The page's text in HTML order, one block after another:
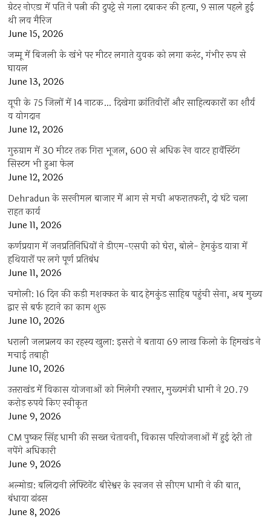
ग्रेटर नोएडा में पति ने पत्नी की दुपट्टे से गला दबाकर की हत्या, 9 साल पहले हुई
थी लव मैरिज
June 15, 2026
जम्मू में बिजली के खंभे पर मीटर लगाते युवक को लगा करंट, गंभीर रूप से
घायल
June 13, 2026
यूपी के 75 जिलों में 14 नाटक… दिखेगा क्रांतिवीरों और साहित्यकारों का शौर्य
व योगदान
June 12, 2026
गुरुग्राम में 30 मीटर तक गिरा भूजल, 600 से अधिक रेन वाटर हार्वेस्टिंग
सिस्टम भी हुआ फेल
June 12, 2026
Dehradun के सरनीमल बाजार में आग से मची अफरातफरी, दो घंटे चला
राहत कार्य
June 11, 2026
कर्णप्रयाग में जनप्रतिनिधियों ने डीएम-एसपी को घेरा, बोले- हेमकुंड यात्रा में
हथियारों पर लगे पूर्ण प्रतिबंध
June 11, 2026
चमोली: 16 दिन की कड़ी मशक्कत के बाद हेमकुंड साहिब पहुंची सेना, अब मुख्य
द्वार से बर्फ हटाने का काम शुरू
June 10, 2026
धराली जलप्रलय का रहस्य खुला: इसरो ने बताया 69 लाख किलो के हिमखंड ने
मचाई तबाही
June 10, 2026
उत्तराखंड में विकास योजनाओं को मिलेगी रफ्तार, मुख्यमंत्री धामी ने 20.79
करोड़ रुपये किए स्वीकृत
June 9, 2026
CM पुष्कर सिंह धामी की सख्त चेतावनी, विकास परियोजनाओं में हुई देरी तो
नपेंगे अधिकारी
June 9, 2026
अल्मोड़ा: बलिदानी लेफ्टिनेंट बीरेश्वर के स्वजन से सीएम धामी ने की बात,
बंधाया ढांढस
June 8, 2026